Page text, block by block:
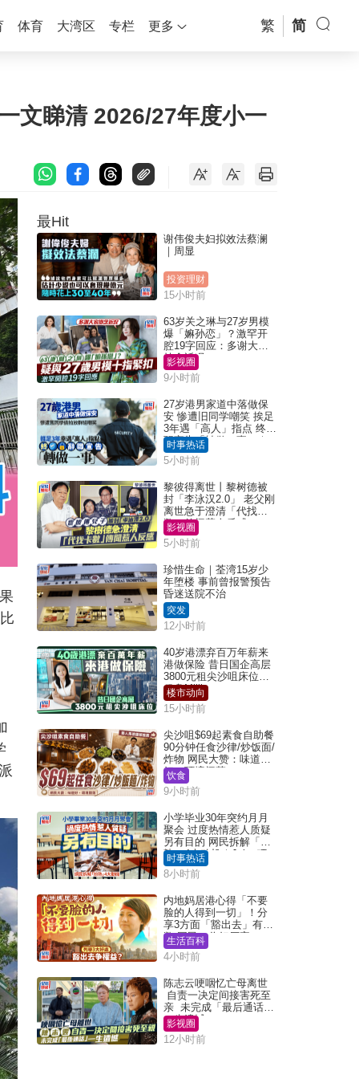
体育 大湾区 专栏 更多 繁 简
文睇清 2026/27年度小一
最Hit
谢伟俊夫妇拟效法蔡澜
｜周显
投资理财
15小时前
63岁关之琳与27岁男模
爆「嫲孙恋」？激罕开
腔19字回应：多谢大家
挂念近况
影视圈
9小时前
27岁港男家道中落做保
安 惨遭旧同学嘲笑 挨足
3年遇「高人」指点 终辞
职宣告「转做一事」｜
Juicy叮
时事热话
5小时前
黎彼得离世丨黎树德被
封「李泳汉2.0」 老父刚
离世急于澄清「代找卡
数」传闻惹人反感
影视圈
5小时前
珍惜生命｜荃湾15岁少
年堕楼 事前曾报警预告
昏迷送院不治
突发
12小时前
40岁港漂弃百万年薪来
港做保险 昔日国企高层
3800元租尖沙咀床位｜
租盘Million
楼市动向
15小时前
尖沙咀$69起素食自助餐
90分钟任食沙律/炒饭面/
炸物 网民大赞：味道
好，环境阔落
饮食
9小时前
小学毕业30年突约月月
聚会 过度热情惹人质疑
另有目的 网民拆解「扮
熟」4大动机｜Juicy叮
时事热话
8小时前
内地妈居港心得「不要
脸的人得到一切」！分
享3方面「豁出去」有著
数 网民：你好厉害
生活百科
4小时前
陈志云哽咽忆亡母离世
自责一决定间接害死至
亲 未完成「最后通话」
一生遗憾
影视圈
12小时前